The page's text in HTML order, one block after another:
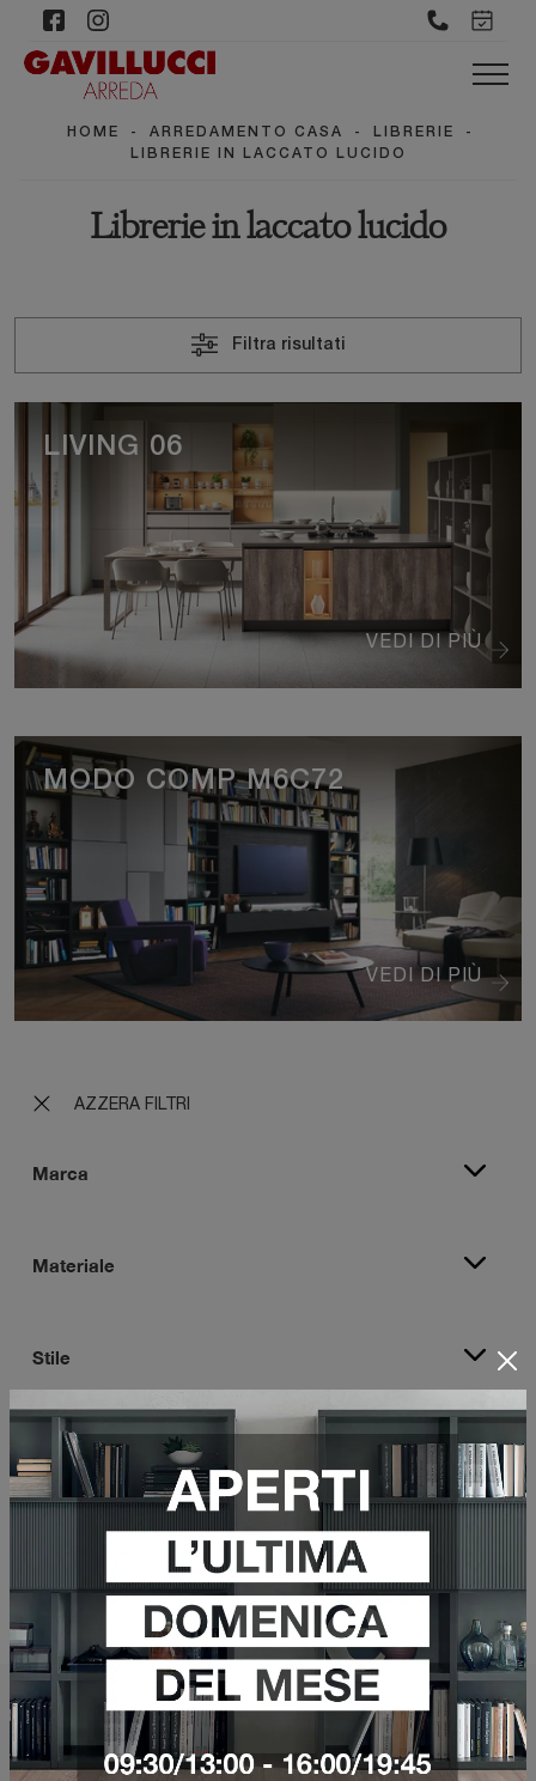
HOME - ARREDAMENTO CASA - LIBRERIE
-
LIBRERIE IN LACCATO LUCIDO
Librerie in laccato lucido
AZZERA FILTRI
Marca
Materiale
Stile
Tipologia
Filtra risultati
VEDI DI PIÙ
LIVING 06
VEDI DI PIÙ
MODO COMP M6C72
Librerie in laccato lucido